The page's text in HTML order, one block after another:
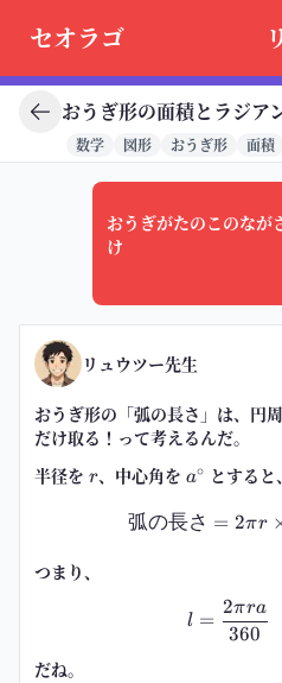
セオラゴ
おうぎ形の面積とラジア
数学 図形 おうぎ形 面積
おうぎがたのこのなが
け
リュウツー先生
おうぎ形の「弧の長さ」は、円
だけ取る！って考えるんだ。
半径を r
r、中心角をa^\circ
a∘ とすると、
弧の長さ = 2πr
つまり、
l =
360
2πra
だね。